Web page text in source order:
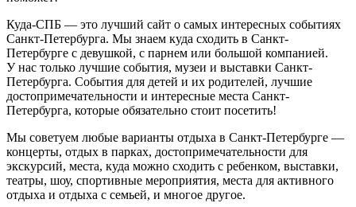
Куда-СПБ — это лучший сайт о самых интересных событиях
Санкт-Петербурга. Мы знаем куда сходить в Санкт-
Петербурге с девушкой, с парнем или большой компанией.
У нас только лучшие события, музеи и выставки Санкт-
Петербурга. События для детей и их родителей, лучшие
достопримечательности и интересные места Санкт-
Петербурга, которые обязательно стоит посетить!
Мы советуем любые варианты отдыха в Санкт-Петербурге —
концерты, отдых в парках, достопримечательности для
экскурсий, места, куда можно сходить с ребенком, выставки,
театры, шоу, спортивные мероприятия, места для активного
отдыха и отдыха с семьей, и многое другое.